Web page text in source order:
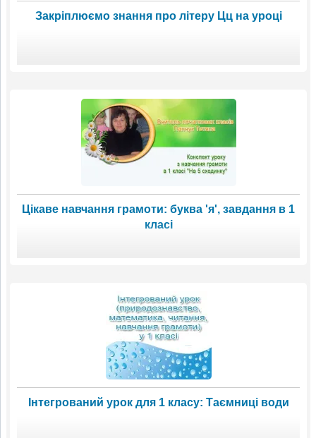
Закріплюємо знання про літеру Цц на уроці
Цікаве навчання грамоти: буква 'я', завдання в 1
класі
Інтегрований урок для 1 класу: Таємниці води